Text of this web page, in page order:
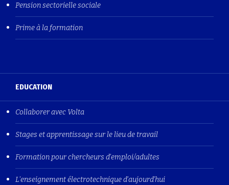
Pension sectorielle sociale
Prime à la formation
EDUCATION
Collaborer avec Volta
Stages et apprentissage sur le lieu de travail
Formation pour chercheurs d'emploi/adultes
L'enseignement électrotechnique d'aujourd'hui